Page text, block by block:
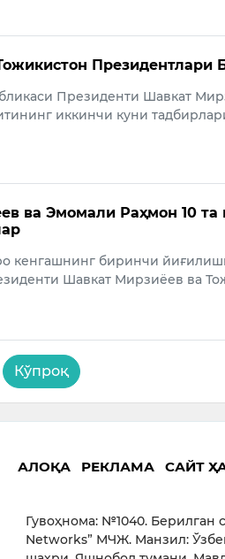
Президентлари
Президенти Шавкат
иккинчи куни
ва Эмомали Раҳмон 10
кенгашнинг биринчи
Шавкат Мирзиёев ва
Кўпроқ
АЛОҚА РЕКЛАМА САЙТ
Гувоҳнома: №1040. Берилган
Networks” МЧЖ. Манзил: